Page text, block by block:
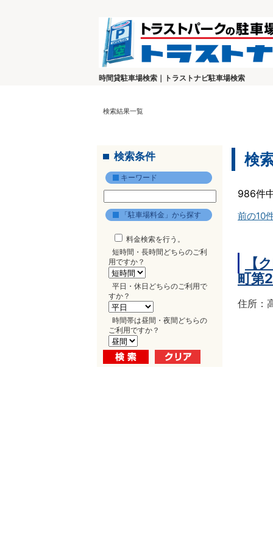
時間貸駐車場検索｜トラストナビ駐車場検索
検索結果一覧
検索条件
キーワード
「駐車場料金」から探す
料金検索を行う。
短時間・長時間どちらのご利
用ですか？
平日・休日どちらのご利用で
すか？
時間帯は昼間・夜間どちらの
ご利用ですか？
検
986件
前の10
【
町第2
住所：